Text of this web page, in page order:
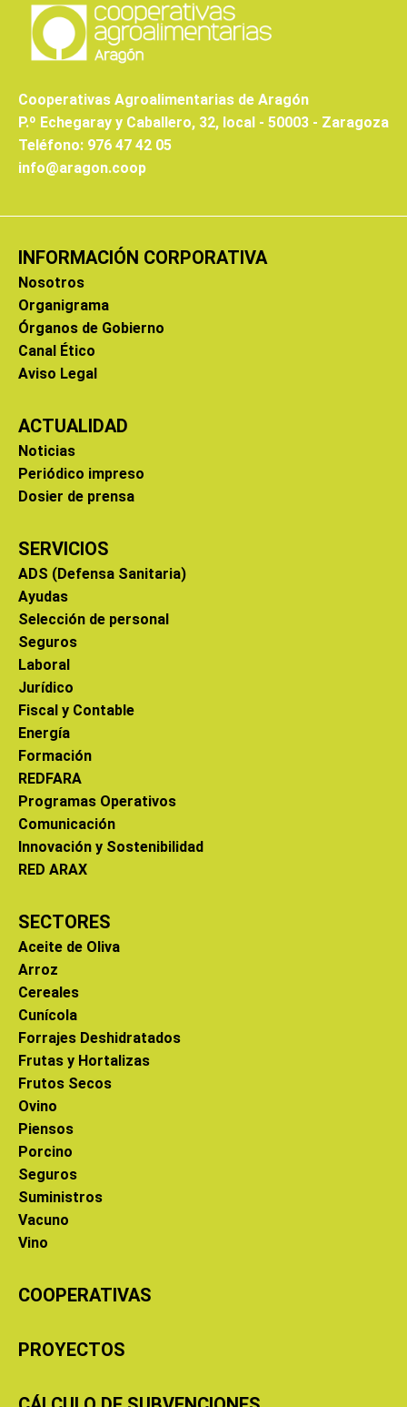
Cooperativas Agroalimentarias de Aragón
P.º Echegaray y Caballero, 32, local - 50003 - Zaragoza
Teléfono: 976 47 42 05
info@aragon.coop
INFORMACIÓN CORPORATIVA
Nosotros
Organigrama
Órganos de Gobierno
Canal Ético
Aviso Legal
ACTUALIDAD
Noticias
Periódico impreso
Dosier de prensa
SERVICIOS
ADS (Defensa Sanitaria)
Ayudas
Selección de personal
Seguros
Laboral
Jurídico
Fiscal y Contable
Energía
Formación
REDFARA
Programas Operativos
Comunicación
Innovación y Sostenibilidad
RED ARAX
SECTORES
Aceite de Oliva
Arroz
Cereales
Cunícola
Forrajes Deshidratados
Frutas y Hortalizas
Frutos Secos
Ovino
Piensos
Porcino
Seguros
Suministros
Vacuno
Vino
COOPERATIVAS
PROYECTOS